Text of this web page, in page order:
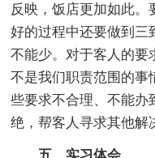
反映，饭店更加如此。
好的过程中还要做到三
不能少。对于客人的要
不是我们职责范围的事
些要求不合理、不能办
绝，帮客人寻求其他解
五、实习体会